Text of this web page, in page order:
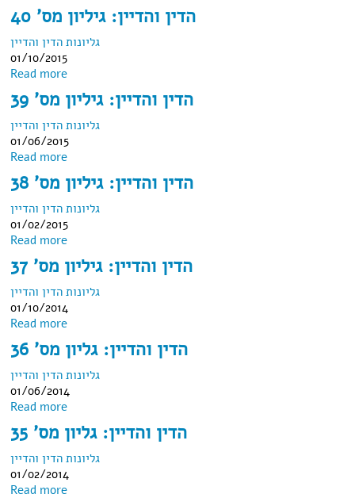
הדין והדיין: גיליון מס' 40
גליונות הדין והדיין
01/10/2015
Read more
הדין והדיין: גיליון מס' 39
גליונות הדין והדיין
01/06/2015
Read more
הדין והדיין: גיליון מס' 38
גליונות הדין והדיין
01/02/2015
Read more
הדין והדיין: גיליון מס' 37
גליונות הדין והדיין
01/10/2014
Read more
הדין והדיין: גליון מס' 36
גליונות הדין והדיין
01/06/2014
Read more
הדין והדיין: גליון מס' 35
גליונות הדין והדיין
01/02/2014
Read more